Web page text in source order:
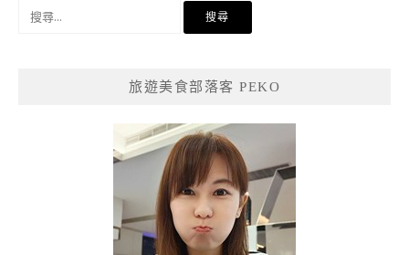
旅遊美食部落客 PEKO